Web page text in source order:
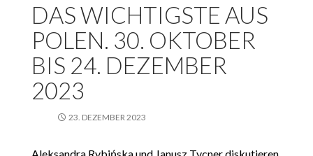
DAS WICHTIGSTE AUS
POLEN. 30. OKTOBER
BIS 24. DEZEMBER
2023
23. DEZEMBER 2023